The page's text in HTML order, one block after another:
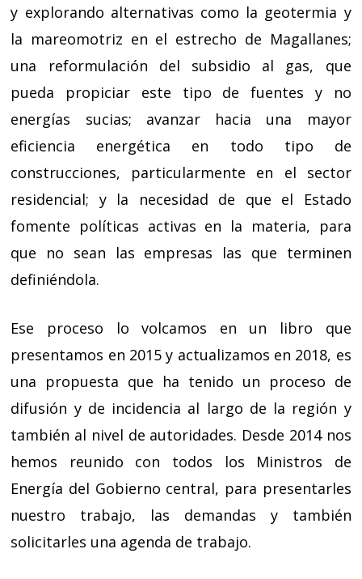
y explorando alternativas como la geotermia y
la mareomotriz en el estrecho de Magallanes;
una reformulación del subsidio al gas, que
pueda propiciar este tipo de fuentes y no
energías sucias; avanzar hacia una mayor
eficiencia energética en todo tipo de
construcciones, particularmente en el sector
residencial; y la necesidad de que el Estado
fomente políticas activas en la materia, para
que no sean las empresas las que terminen
definiéndola.
Ese proceso lo volcamos en un libro que
presentamos en 2015 y actualizamos en 2018, es
una propuesta que ha tenido un proceso de
difusión y de incidencia al largo de la región y
también al nivel de autoridades. Desde 2014 nos
hemos reunido con todos los Ministros de
Energía del Gobierno central, para presentarles
nuestro trabajo, las demandas y también
solicitarles una agenda de trabajo.